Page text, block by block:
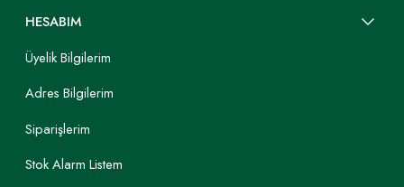
HESABIM
Üyelik Bilgilerim
Adres Bilgilerim
Siparişlerim
Stok Alarm Listem